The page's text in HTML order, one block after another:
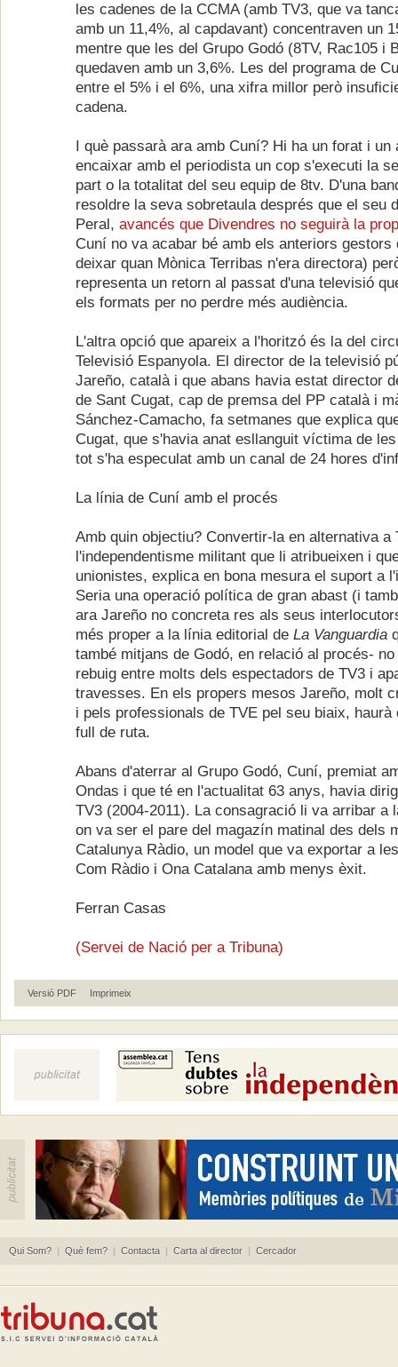
les cadenes de la CCMA (amb TV3, que va
amb un 11,4%, al capdavant) concentraven un
mentre que les del Grupo Godó (8TV, Rac105 i
quedaven amb un 3,6%. Les del programa de
entre el 5% i el 6%, una xifra millor però
cadena.
I què passarà ara amb Cuní? Hi ha un forat i un
encaixar amb el periodista un cop s'executi la
part o la totalitat del seu equip de 8tv. D'una
resoldre la seva sobretaula després que el seu
Peral, avancés que Divendres no seguirà la
Cuní no va acabar bé amb els anteriors gestors
deixar quan Mònica Terribas n'era directora)
representa un retorn al passat d'una televisió
els formats per no perdre més audiència.
L'altra opció que apareix a l'horitzó és la del
Televisió Espanyola. El director de la televisió
Jareño, català i que abans havia estat director
de Sant Cugat, cap de premsa del PP català i
Sánchez-Camacho, fa setmanes que explica
Cugat, que s'havia anat esllanguit víctima de
tot s'ha especulat amb un canal de 24 hores
La línia de Cuní amb el procés
Amb quin objectiu? Convertir-la en alternativa a
l'independentisme militant que li atribueixen i
unionistes, explica en bona mesura el suport a
Seria una operació política de gran abast (i
ara Jareño no concreta res als seus
més proper a la línia editorial de La Vanguardia
també mitjans de Godó, en relació al procés-
rebuig entre molts dels espectadors de TV3 i
travesses. En els propers mesos Jareño, molt
i pels professionals de TVE pel seu biaix,
full de ruta.
Abans d'aterrar al Grupo Godó, Cuní, premiat
Ondas i que té en l'actualitat 63 anys, havia
TV3 (2004-2011). La consagració li va arribar a
on va ser el pare del magazín matinal des dels
Catalunya Ràdio, un model que va exportar a
Com Ràdio i Ona Catalana amb menys èxit.
Ferran Casas
(Servei de Nació per a Tribuna)
Versió PDF Imprimeix
Qui Som? | Què fem? | Contacta | Carta al director | Cercador